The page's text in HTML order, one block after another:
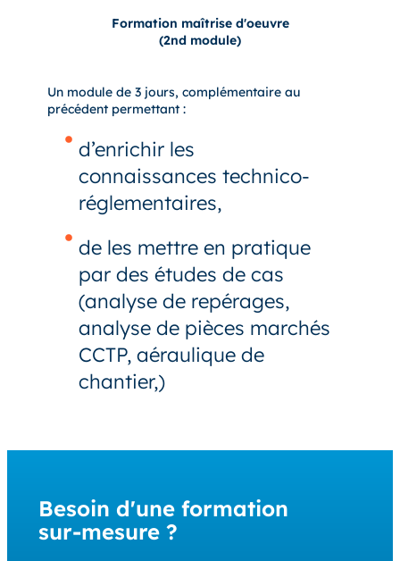
Formation maîtrise d'oeuvre
(2nd module)
Un module de 3 jours, complémentaire au
précédent permettant :
d’enrichir les
connaissances technico-
réglementaires,
de les mettre en pratique
par des études de cas
(analyse de repérages,
analyse de pièces marchés
CCTP, aéraulique de
chantier,)
Besoin d'une formation
sur-mesure ?